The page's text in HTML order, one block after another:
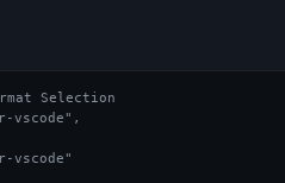
Selection
vscode",